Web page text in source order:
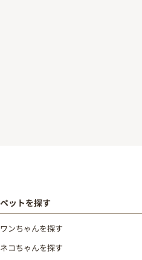
ペットを探す
ワンちゃんを探す
ネコちゃんを探す